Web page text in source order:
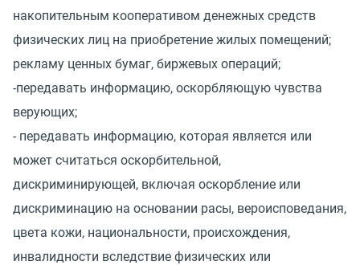
накопительным кооперативом денежных средств
физических лиц на приобретение жилых помещений;
рекламу ценных бумаг, биржевых операций;
-передавать информацию, оскорбляющую чувства
верующих;
- передавать информацию, которая является или
может считаться оскорбительной,
дискриминирующей, включая оскорбление или
дискриминацию на основании расы, вероисповедания,
цвета кожи, национальности, происхождения,
инвалидности вследствие физических или